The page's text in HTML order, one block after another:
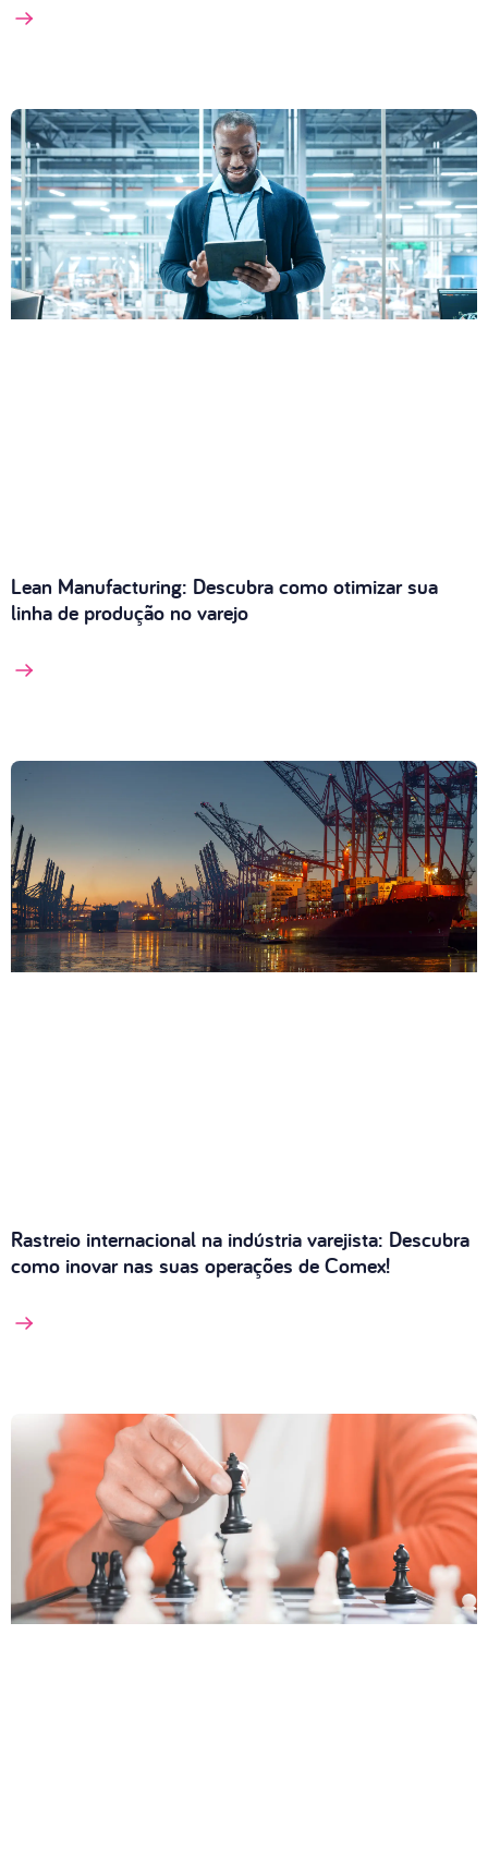
Lean Manufacturing: Descubra como otimizar sua
linha de produção no varejo
Rastreio internacional na indústria varejista: Descubra
como inovar nas suas operações de Comex!